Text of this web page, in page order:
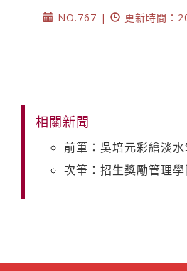
NO.767 |
更新時間：
相關新聞
前筆：吳培元彩繪淡水
次筆：招生獎勵管理